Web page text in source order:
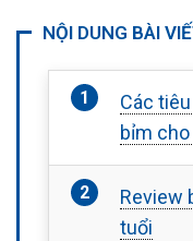
NỘI DUNG BÀI
Các
bỉm cho
Review
tuổi